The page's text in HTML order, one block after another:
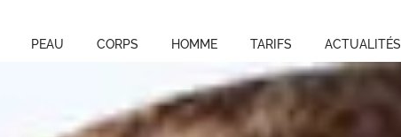
PEAU CORPS HOMME TARIFS ACTUALITÉS